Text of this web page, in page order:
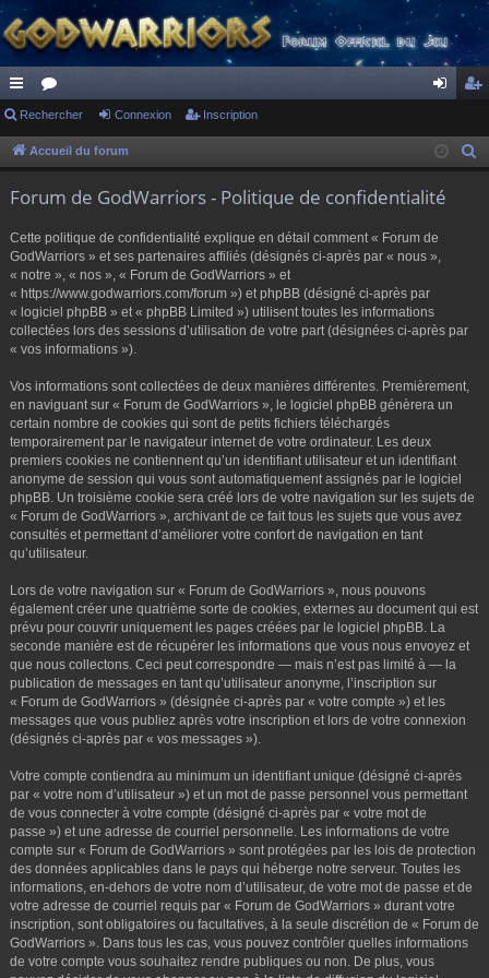
ac
co
s
or
u ne cri
Rechercher Connexion Inscription
Accueil du forum
Forum de GodWarriors - Politique de confidentialité
Cette politique de confidentialité explique en détail comment « Forum de
GodWarriors » et ses partenaires affiliés (désignés ci-après par « nous »,
« notre », « nos », « Forum de GodWarriors » et
« https://www.godwarriors.com/forum ») et phpBB (désigné ci-après par
« logiciel phpBB » et « phpBB Limited ») utilisent toutes les informations
collectées lors des sessions d’utilisation de votre part (désignées ci-après par
« vos informations »).
Vos informations sont collectées de deux manières différentes. Premièrement,
en naviguant sur « Forum de GodWarriors », le logiciel phpBB génèrera un
certain nombre de cookies qui sont de petits fichiers téléchargés
temporairement par le navigateur internet de votre ordinateur. Les deux
premiers cookies ne contiennent qu’un identifiant utilisateur et un identifiant
anonyme de session qui vous sont automatiquement assignés par le logiciel
phpBB. Un troisième cookie sera créé lors de votre navigation sur les sujets de
« Forum de GodWarriors », archivant de ce fait tous les sujets que vous avez
consultés et permettant d’améliorer votre confort de navigation en tant
qu’utilisateur.
Lors de votre navigation sur « Forum de GodWarriors », nous pouvons
également créer une quatrième sorte de cookies, externes au document qui est
prévu pour couvrir uniquement les pages créées par le logiciel phpBB. La
seconde manière est de récupérer les informations que vous nous envoyez et
que nous collectons. Ceci peut correspondre — mais n’est pas limité à — la
publication de messages en tant qu’utilisateur anonyme, l’inscription sur
« Forum de GodWarriors » (désignée ci-après par « votre compte ») et les
messages que vous publiez après votre inscription et lors de votre connexion
(désignés ci-après par « vos messages »).
Votre compte contiendra au minimum un identifiant unique (désigné ci-après
par « votre nom d’utilisateur ») et un mot de passe personnel vous permettant
de vous connecter à votre compte (désigné ci-après par « votre mot de
passe ») et une adresse de courriel personnelle. Les informations de votre
compte sur « Forum de GodWarriors » sont protégées par les lois de protection
des données applicables dans le pays qui héberge notre serveur. Toutes les
informations, en-dehors de votre nom d’utilisateur, de votre mot de passe et de
votre adresse de courriel requis par « Forum de GodWarriors » durant votre
inscription, sont obligatoires ou facultatives, à la seule discrétion de « Forum de
GodWarriors ». Dans tous les cas, vous pouvez contrôler quelles informations
de votre compte vous souhaitez rendre publiques ou non. De plus, vous